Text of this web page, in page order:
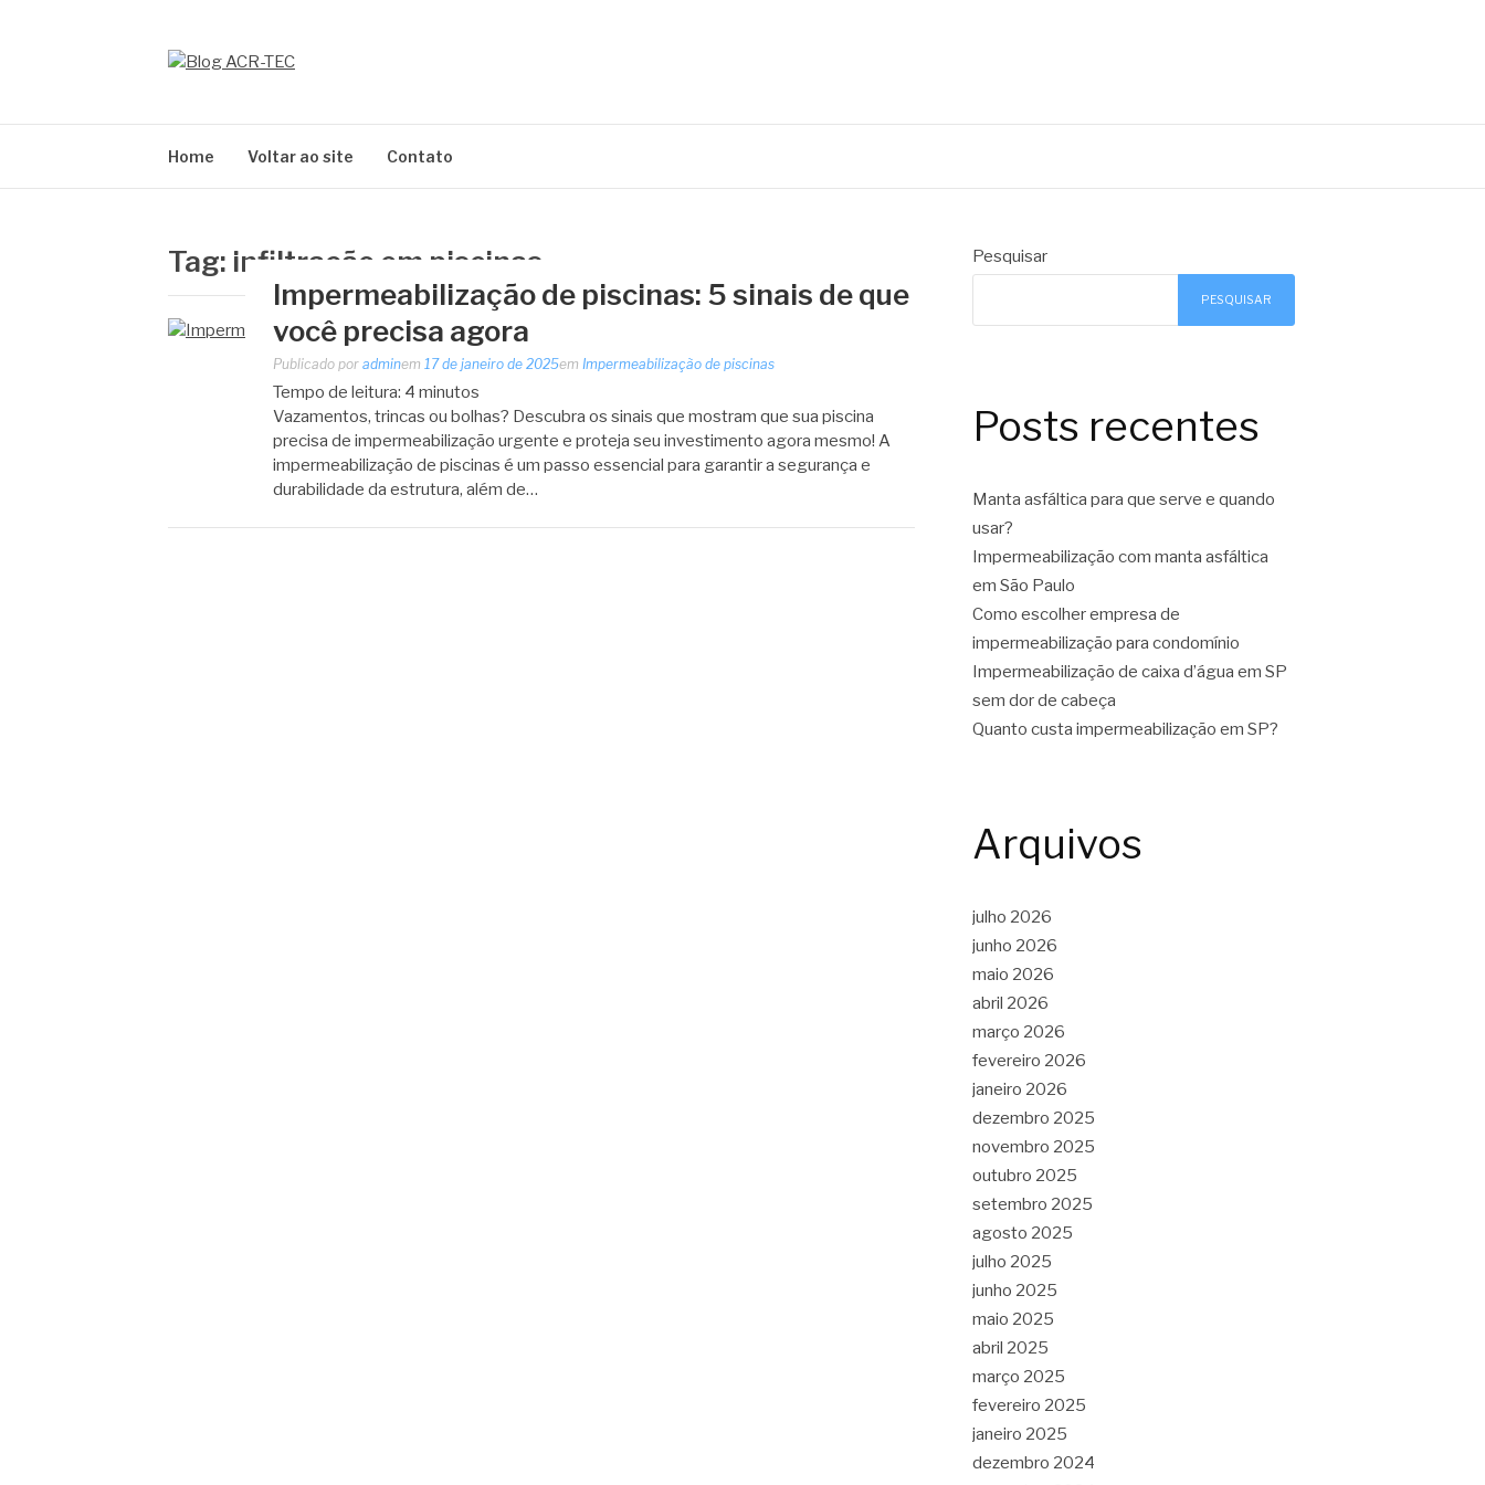
Home Voltar ao site Contato
Tag: infiltração em piscinas
Impermeabilização de piscinas: 5 sinais de que
você precisa agora
Publicado por adminem 17 de janeiro de 2025em Impermeabilização de piscinas
Tempo de leitura: 4 minutos
Vazamentos, trincas ou bolhas? Descubra os sinais que mostram que sua piscina
precisa de impermeabilização urgente e proteja seu investimento agora mesmo! A
impermeabilização de piscinas é um passo essencial para garantir a segurança e
durabilidade da estrutura, além de…
Pesquisar
PESQUISAR
Posts recentes
Manta asfáltica para que serve e quando
usar?
Impermeabilização com manta asfáltica
em São Paulo
Como escolher empresa de
impermeabilização para condomínio
Impermeabilização de caixa d’água em SP
sem dor de cabeça
Quanto custa impermeabilização em SP?
Arquivos
julho 2026
junho 2026
maio 2026
abril 2026
março 2026
fevereiro 2026
janeiro 2026
dezembro 2025
novembro 2025
outubro 2025
setembro 2025
agosto 2025
julho 2025
junho 2025
maio 2025
abril 2025
março 2025
fevereiro 2025
janeiro 2025
dezembro 2024